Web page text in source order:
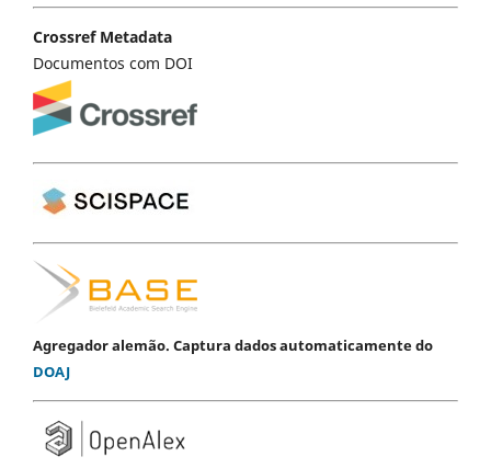
Crossref Metadata
Documentos com DOI
Agregador alemão. Captura dados automaticamente do
DOAJ